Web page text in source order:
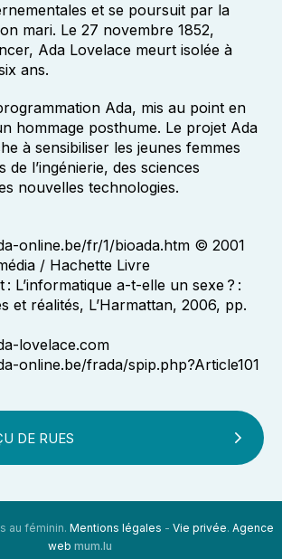
et se poursuit par la
mari. Le 27 novembre 1852,
Ada Lovelace meurt isolée à
ans.
Ada, mis au point en
hommage posthume. Le projet Ada
à sensibiliser les jeunes femmes
de l’ingénierie, des sciences
nouvelles technologies.
online.be/fr/1/bioada.htm © 2001
/ Hachette Livre
: L’informatique a-t-elle un sexe ? :
et réalités, L’Harmattan, 2006, pp.
lovelace.com
online.be/frada/spip.php?Article101
DE RUES
au féminin. Mentions légales - Vie privée. Agence
web mum.lu